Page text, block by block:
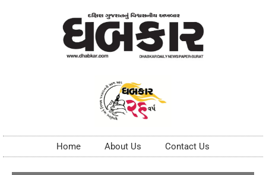
Home About Us Contact Us